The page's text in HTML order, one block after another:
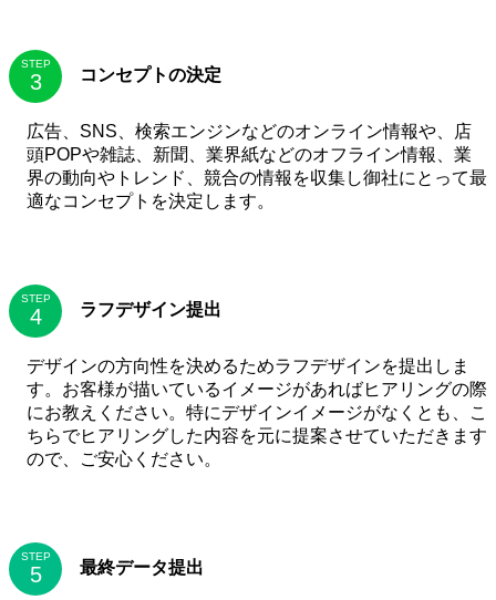
STEP
コンセプトの決定
広告、SNS、検索エンジンなどのオンライン情報や、店
頭POPや雑誌、新聞、業界紙などのオフライン情報、業
界の動向やトレンド、競合の情報を収集し御社にとって最
適なコンセプトを決定します。
STEP
ラフデザイン提出
デザインの方向性を決めるためラフデザインを提出しま
す。お客様が描いているイメージがあればヒアリングの際
にお教えください。特にデザインイメージがなくとも、こ
ちらでヒアリングした内容を元に提案させていただきます
ので、ご安心ください。
STEP
最終データ提出